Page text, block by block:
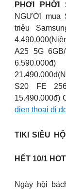
PHƠI PHỚI
NGƯỜI mua
triệu
A25 5G
S20 FE
15.490.000đ)
dien thoai di
TIKI SIÊU
HẾT 10/1
Ngày hội